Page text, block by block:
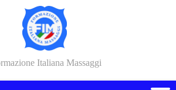
Italiana Massaggi